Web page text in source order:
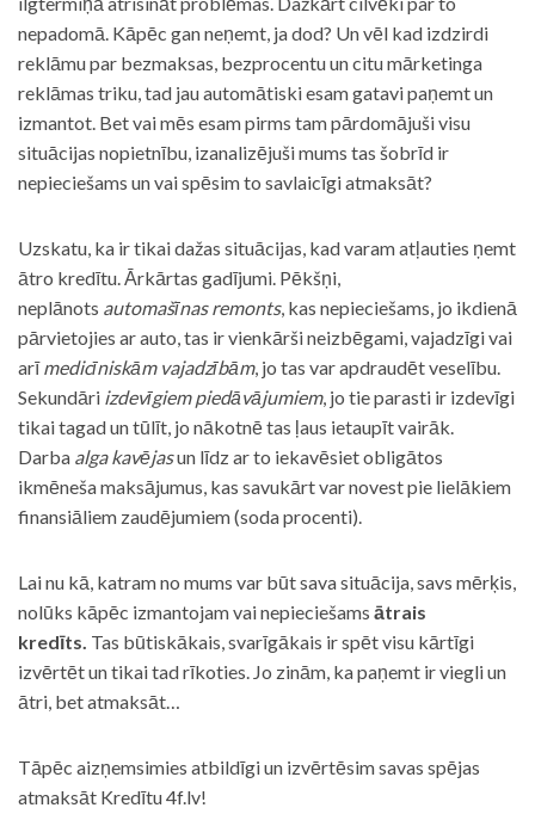
nepadomā. Kāpēc gan neņemt, ja dod? Un vēl kad izdzirdi
reklāmu par bezmaksas, bezprocentu un citu mārketinga
reklāmas triku, tad jau automātiski esam gatavi paņemt un
izmantot. Bet vai mēs esam pirms tam pārdomājuši visu
situācijas nopietnību, izanalizējuši mums tas šobrīd ir
nepieciešams un vai spēsim to savlaicīgi atmaksāt?
Uzskatu, ka ir tikai dažas situācijas, kad varam atļauties ņemt
ātro kredītu. Ārkārtas gadījumi. Pēkšņi,
neplānots automašīnas remonts, kas nepieciešams, jo ikdienā
pārvietojies ar auto, tas ir vienkārši neizbēgami, vajadzīgi vai
arīmedicīniskām vajadzībām, jo tas var apdraudēt veselību.
Sekundāri izdevīgiem piedāvājumiem, jo tie parasti ir izdevīgi
tikai tagad un tūlīt, jo nākotnē tas ļaus ietaupīt vairāk.
Darba alga kavējasun līdz ar to iekavēsiet obligātos
ikmēneša maksājumus, kas savukārt var novest pie lielākiem
finansiāliem zaudējumiem (soda procenti).
Lai nu kā, katram no mums var būt sava situācija, savs mērķis,
nolūks kāpēc izmantojam vai nepieciešams ātrais
kredīts. Tas būtiskākais, svarīgākais ir spēt visu kārtīgi
izvērtēt un tikai tad rīkoties. Jo zinām, ka paņemt ir viegli un
ātri, bet atmaksāt…
Tāpēc aizņemsimies atbildīgi un izvērtēsim savas spējas
atmaksāt Kredītu 4f.lv!